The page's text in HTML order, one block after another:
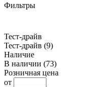
Фильтры
Тест-драйв
Тест-драйв (9)
Наличие
В наличии (73)
Розничная цена
от